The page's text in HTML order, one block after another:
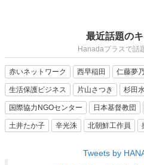
最近話題の
Hanadaプラスで話
赤いネットワーク 西早稲田 仁藤夢乃
生活保護ビジネス 片山さつき 杉田
国際協力NGOセンター 日本基督教団
土井たか子 辛光洙 北朝鮮工作員
Tweets by